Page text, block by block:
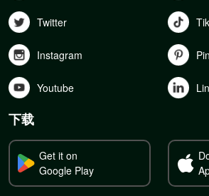
Twitter
Instagram
Youtube
下载
Get it on
Google Play